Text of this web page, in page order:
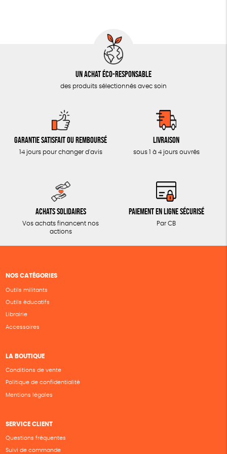
CUISINE / NUTRITION
ACCESSOIRES
Un achat éco-responsable
des produits sélectionnés avec soin
Garantie satisfait ou remboursé
14 jours pour changer d'avis
Livraison
sous 1 à 4 jours ouvrés
Achats solidaires
Vos achats financent nos
actions
Paiement en ligne sécurisé
Par CB
NOS CATÉGORIES
Outils militants
Outils éducatifs
Librairie
Accessoires
LA BOUTIQUE
Conditions de vente
Politique de confidentialité
Mentions légales
SERVICE CLIENT
Questions fréquentes
Suivi de commande